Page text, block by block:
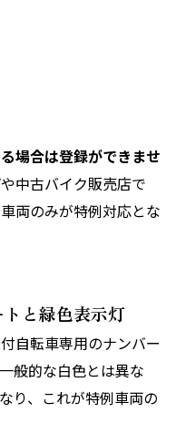
場合は登録ができませ
中古バイク販売店で
両のみが特例対応とな
と緑色表示灯
自転車専用のナンバー
般的な白色とは異な
り、これが特例車両の